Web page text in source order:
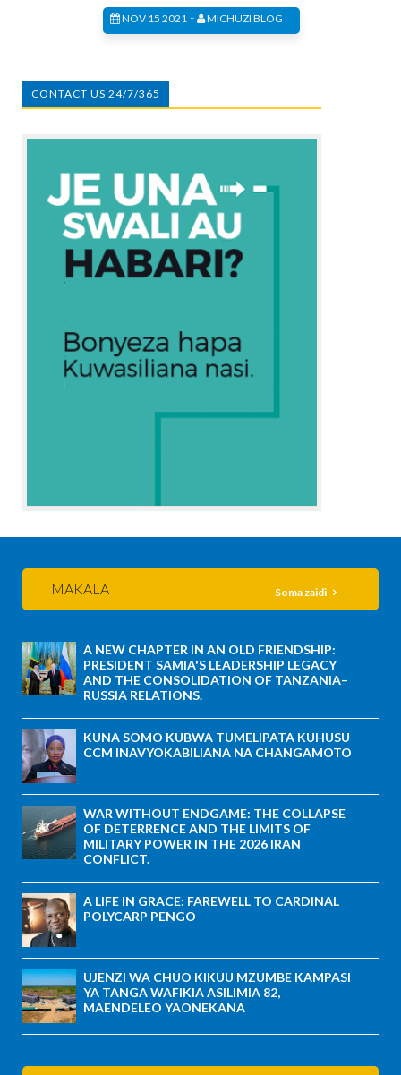
NOV 15 2021 - MICHUZI BLOG
CONTACT US 24/7/365
MAKALA Soma zaidi
A NEW CHAPTER IN AN OLD FRIENDSHIP:
PRESIDENT SAMIA'S LEADERSHIP LEGACY
AND THE CONSOLIDATION OF TANZANIA–
RUSSIA RELATIONS.
KUNA SOMO KUBWA TUMELIPATA KUHUSU
CCM INAVYOKABILIANA NA CHANGAMOTO
WAR WITHOUT ENDGAME: THE COLLAPSE
OF DETERRENCE AND THE LIMITS OF
MILITARY POWER IN THE 2026 IRAN
CONFLICT.
A LIFE IN GRACE: FAREWELL TO CARDINAL
POLYCARP PENGO
UJENZI WA CHUO KIKUU MZUMBE KAMPASI
YA TANGA WAFIKIA ASILIMIA 82,
MAENDELEO YAONEKANA